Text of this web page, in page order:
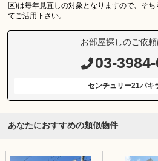
区)は毎年見直しの対象となりますので、そ
てご活用下さい。
お部屋探しのご依
03-
センチュリー21パキ
あなたにおすすめの類似物件